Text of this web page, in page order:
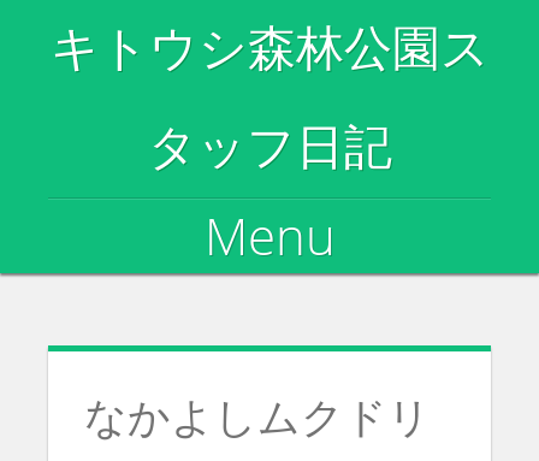
キトウシ森林公園ス
タッフ日記
Menu
なかよしムクドリ